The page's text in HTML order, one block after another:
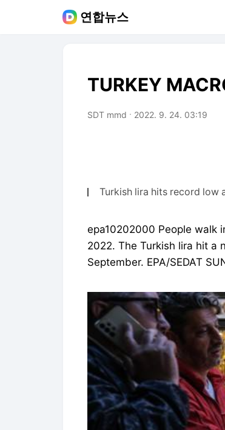
연합뉴스
TURKEY
SDT mmd 2022. 9. 24. 03:19
Turkish lira hits record low
epa10202000 People walk
2022. The Turkish lira hit a
September. EPA/SEDAT